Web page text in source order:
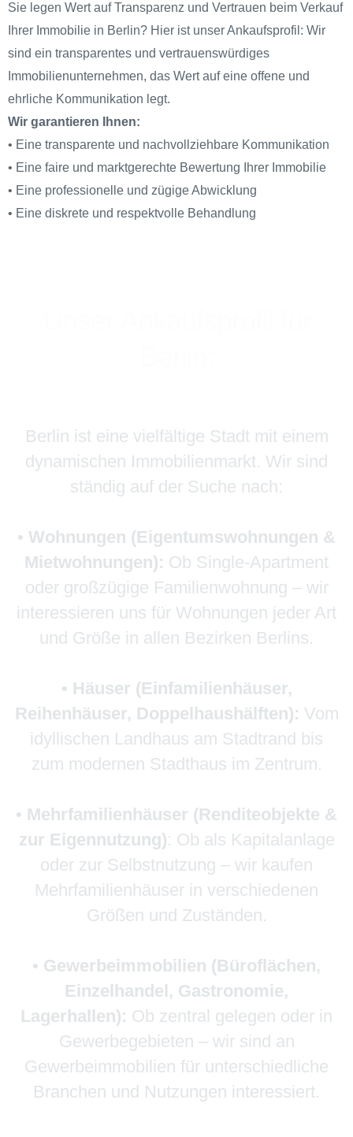
Sie legen Wert auf Transparenz und Vertrauen beim Verkauf
Ihrer Immobilie in Berlin? Hier ist unser Ankaufsprofil: Wir
sind ein transparentes und vertrauenswürdiges
Immobilienunternehmen, das Wert auf eine offene und
ehrliche Kommunikation legt.
Wir garantieren Ihnen:
• Eine transparente und nachvollziehbare Kommunikation
• Eine faire und marktgerechte Bewertung Ihrer Immobilie
• Eine professionelle und zügige Abwicklung
• Eine diskrete und respektvolle Behandlung
Berlin ist eine vielfältige Stadt mit einem
dynamischen Immobilienmarkt. Wir sind
ständig auf der Suche nach:
• Wohnungen (Eigentumswohnungen &
Mietwohnungen): Ob Single-Apartment
oder großzügige Familienwohnung – wir
interessieren uns für Wohnungen jeder Art
und Größe in allen Bezirken Berlins.
• Häuser (Einfamilienhäuser,
Reihenhäuser, Doppelhaushälften): Vom
idyllischen Landhaus am Stadtrand bis
zum modernen Stadthaus im Zentrum.
• Mehrfamilienhäuser (Renditeobjekte &
zur Eigennutzung): Ob als Kapitalanlage
oder zur Selbstnutzung – wir kaufen
Mehrfamilienhäuser in verschiedenen
Größen und Zuständen.
• Gewerbeimmobilien (Büroflächen,
Einzelhandel, Gastronomie,
Lagerhallen): Ob zentral gelegen oder in
Gewerbegebieten – wir sind an
Gewerbeimmobilien für unterschiedliche
Branchen und Nutzungen interessiert.